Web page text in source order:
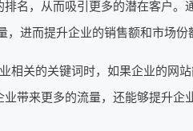
名，从而吸引更多的潜在客户。
进而提升企业的销售额和市场份
相关的关键词时，如果企业的网
带来更多的流量，还能够提升